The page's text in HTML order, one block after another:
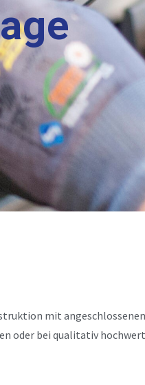
mit
oder bei qualitativ